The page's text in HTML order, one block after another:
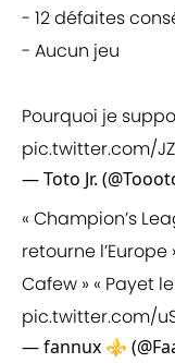
- 12 défaites
- Aucun jeu
Pourquoi je
pic.twitter.com/
— Toto Jr.
« Champion’s
retourne l’Europe
Cafew » « Payet
pic.twitter.com/
— fannux ⚜️